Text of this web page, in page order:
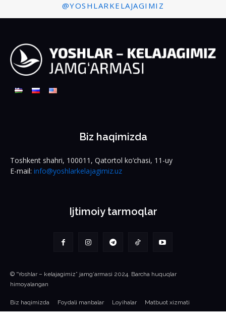
@YOSHLARKELAJAGIMIZ
Biz haqimizda
Toshkent shahri, 100011, Qatortol ko‘chasi, 11-uy
E-mail: info@yoshlarkelajagimiz.uz
Ijtimoiy tarmoqlar
© “Yoshlar – kelajagimiz” jamg‘armasi 2024. Barcha huquqlar
himoyalangan
Biz haqimizda Foydali manbalar Loyihalar Matbuot xizmati